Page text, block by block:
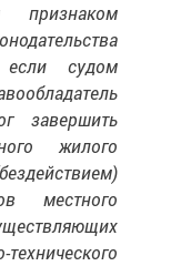
признаком
если судом
завершить
жилого
местного